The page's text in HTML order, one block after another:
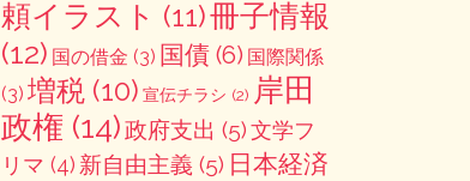
頼イラスト (11)冊子情報
(12) 国の借金 (3) 国債(6) 国際関係
(3) 増税(10) 宣伝チラシ (2) 岸田
政権 (14)政府支出 (5)文学フ
リマ (4) 新自由主義 (5) 日本経済